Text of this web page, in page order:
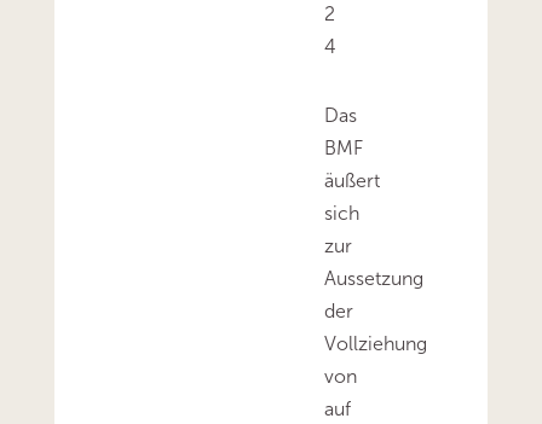
2
4
Das
BMF
äußert
sich
zur
Aussetzung
der
Vollziehung
von
auf